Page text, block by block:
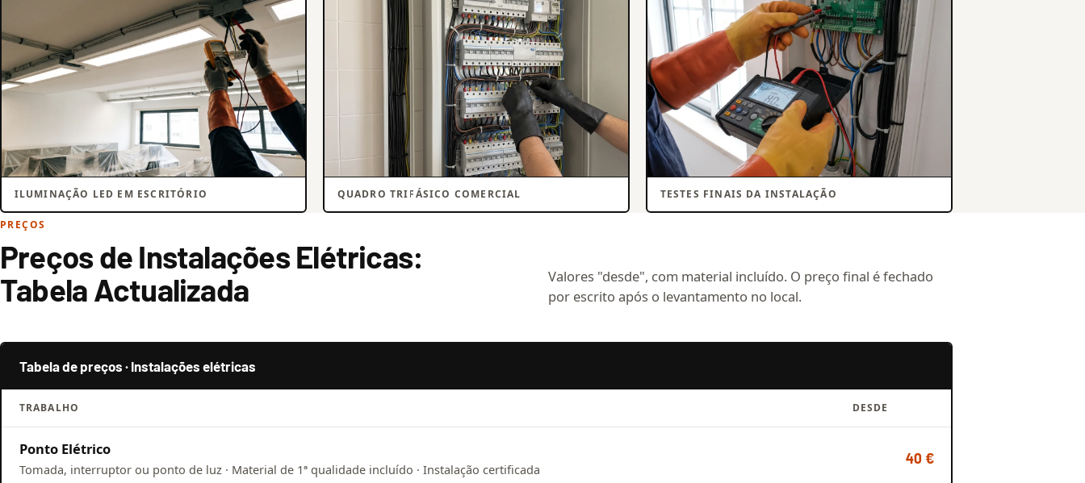
ILUMINAÇÃO LED EM ESCRITÓRIO QUADRO TRIFÁSICO COMERCIAL TESTES FINAIS DA INSTALAÇÃO
PREÇOS
Preços de Instalações Elétricas:
Tabela Actualizada
Valores "desde", com material incluído. O preço final é fechado
por escrito após o levantamento no local.
Tabela de preços · Instalações elétricas
TRABALHO DESDE
Ponto Elétrico
Tomada, interruptor ou ponto de luz · Material de 1ª qualidade incluído · Instalação certificada
40 €